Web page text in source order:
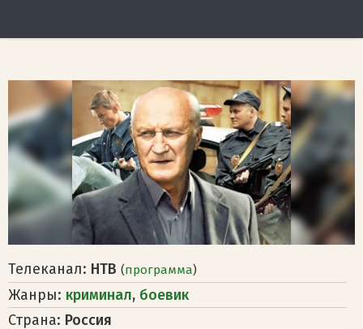
Телеканал: НТВ (программа)
Жанры: криминал, боевик
Страна: Россия